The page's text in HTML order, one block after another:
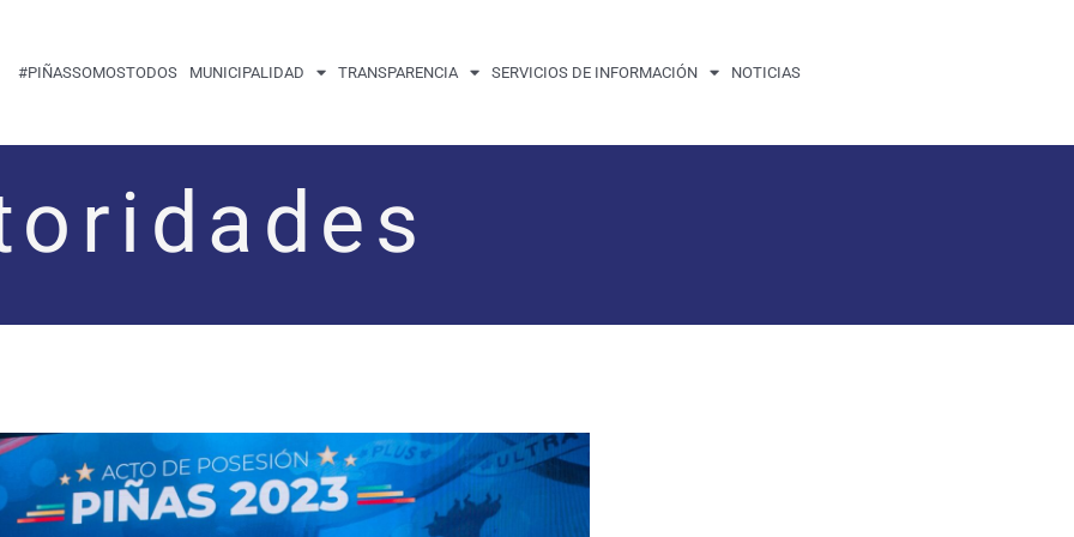
#PIÑASSOMOSTODOS MUNICIPALIDAD TRANSPARENCIA SERVICIOS DE INFORMACIÓN NOTICIAS